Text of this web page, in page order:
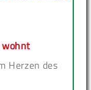
Herzen des